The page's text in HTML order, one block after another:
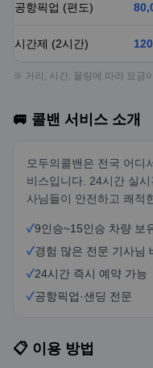
공항픽업 (편도)
시간제 (2시간)
※ 거리, 시간, 물량에 따라 요금
🚐 콜밴 서비스 소개
모두의콜밴은 전국 어디
비스입니다. 24시간 실
사님들이 안전하고 쾌적
✓9인승~15인승 차량 보
✓경험 많은 전문 기사님
✓24시간 즉시 예약 가능
✓공항픽업·샌딩 전문
📋 이용 방법